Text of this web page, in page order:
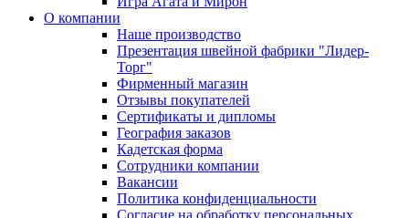
О компании
Наше производство
Презентация швейной фабрики "Лидер-
Торг"
Фирменный магазин
Отзывы покупателей
Сертификаты и дипломы
География заказов
Кадетская форма
Сотрудники компании
Вакансии
Политика конфиденциальности
Согласие на обработку персональных